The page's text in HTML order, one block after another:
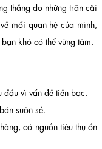
thẳng do những trận cãi
mối quan hệ của mình,
khó có thể vững tâm.
vì vấn đề tiền bạc.
suôn sẻ.
có nguồn tiêu thụ ổn